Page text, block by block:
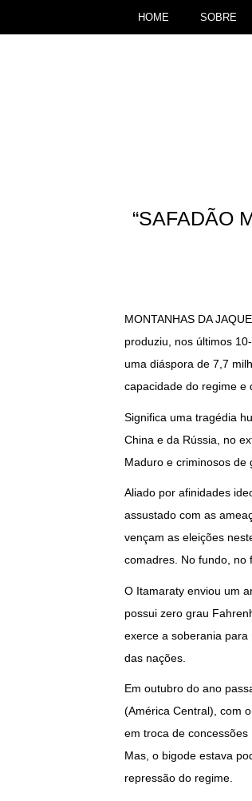
HOME SOBRE
“SAFADÃO
MONTANHAS DA
produziu, nos últimos
uma diáspora de 7,7
capacidade do regime e
Significa uma tragédia
China e da Rússia, no
Maduro e criminosos de
Aliado por afinidades
assustado com as
vençam as eleições
comadres. No fundo, no
O Itamaraty enviou um
possui zero grau
exerce a soberania para
das nações.
Em outubro do ano
(América Central), com
em troca de
Mas, o bigode estava
repressão do regime.